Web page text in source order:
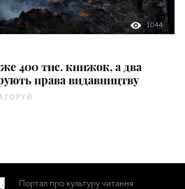
1044
400 тис. книжок, а два
права видавництву
Портал про культуру читання